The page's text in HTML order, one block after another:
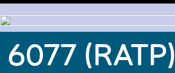
6077 (RATP)